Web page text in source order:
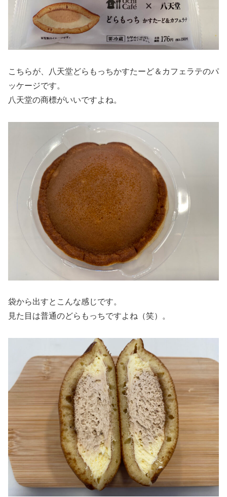
こちらが、八天堂どらもっちかすたーど＆カフェラテのパ
ッケージです。
八天堂の商標がいいですよね。
袋から出すとこんな感じです。
見た目は普通のどらもっちですよね（笑）。